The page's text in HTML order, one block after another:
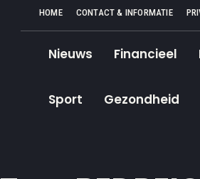
HOME CONTACT & INFORMATIE
Nieuws Financieel
Sport Gezondheid